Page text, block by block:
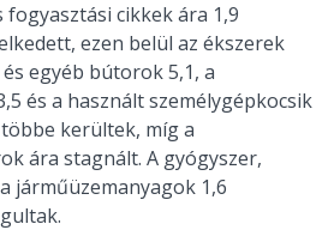
cikkek ára 1,9
ezen belül az ékszerek
egyéb bútorok 5,1, a
és a használt személygépkocsik
kerültek, míg a
ára stagnált. A gyógyszer,
járműüzemanyagok 1,6